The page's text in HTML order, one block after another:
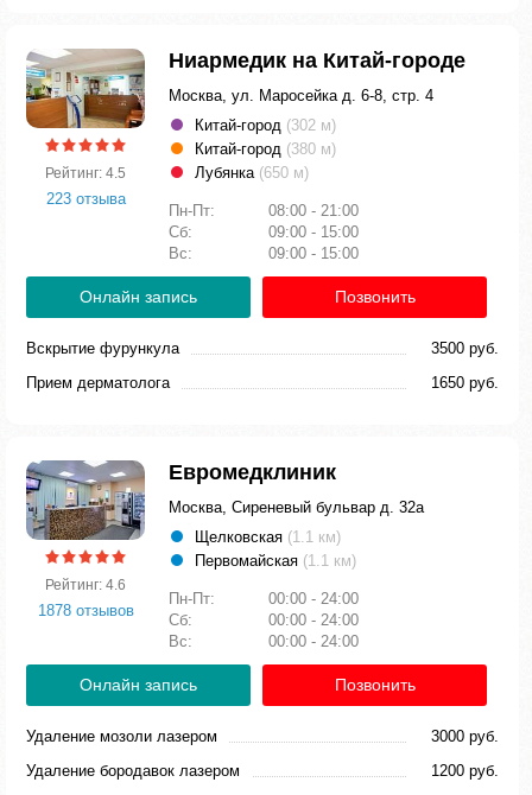
Рейтинг: 4.5
223 отзыва
Ниармедик на Китай-городе
Москва, ул. Маросейка д. 6-8, стр. 4
Китай-город (302 м)
Китай-город (380 м)
Лубянка (650 м)
Пн-Пт:
08:00 - 21:00
Сб:
09:00 - 15:00
Вс:
09:00 - 15:00
Онлайн запись Позвонить
Вскрытие фурункула
3500 руб.
Прием дерматолога
1650 руб.
Рейтинг: 4.6
1878 отзывов
Евромедклиник
Москва, Сиреневый бульвар д. 32а
Щелковская (1.1 км)
Первомайская (1.1 км)
Пн-Пт:
00:00 - 24:00
Сб:
00:00 - 24:00
Вс:
00:00 - 24:00
Онлайн запись Позвонить
Удаление мозоли лазером
3000 руб.
Удаление бородавок лазером
1200 руб.